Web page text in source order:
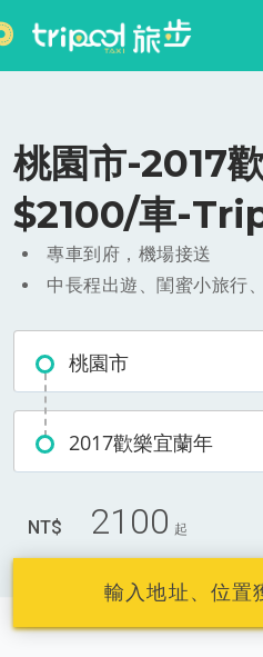
桃園市-2017
$2100/車-
專車到府，機場接送
中長程出遊、閨蜜小旅行
桃園市
2017歡樂宜蘭年
NT$ 2100 起
輸入地址、位置